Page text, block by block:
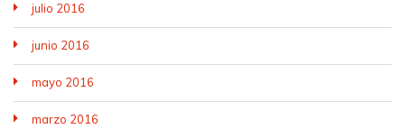
julio 2016
junio 2016
mayo 2016
marzo 2016